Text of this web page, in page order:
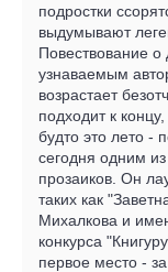
подростки
выдумывают
Повествование о
узнаваемым
возрастает
подходит к
будто это лето -
сегодня одним
прозаиков. Он
таких как
Михалкова и
конкурса
первое место -